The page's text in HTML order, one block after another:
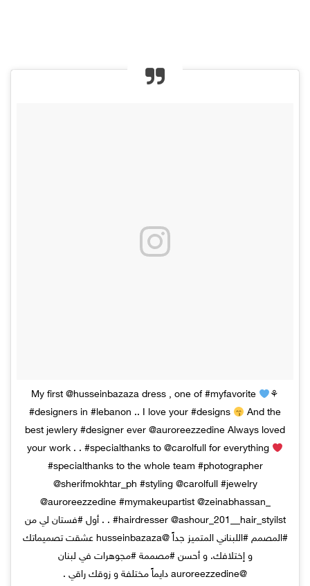
⚘
My first @husseinbazaza dress , one of #myfavorite
#designers in #lebanon .. I love your #designs
And the
best jewlery #designer ever @auroreezzedine Always loved
your work . . #specialthanks to @carolfull for everything
#specialthanks to the whole team #photographer
@sherifmokhtar_ph #styling @carolfull #jewelry
@auroreezzedine #mymakeupartist @zeinabhassan_
#hairdresser @ashour_201__hair_styilst . . أول #فستان لي من
#المصمم #اللبناني المتميز جداً @husseinbazaza عشقت تصميماتك
و إختلافك. و أحسن #مصممة #مجوهرات في لبنان
@auroreezzedine دايماً مختلفة و زوقك راقي .